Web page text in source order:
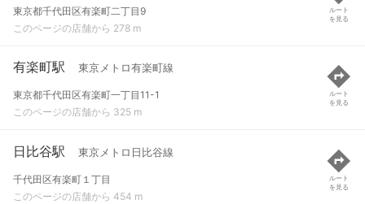
東京都千代田区有楽町二丁目9
このページの店舗から 278 m
ルート
を見る
有楽町駅 東京メトロ有楽町線
東京都千代田区有楽町一丁目11-1
このページの店舗から 325 m
ルート
を見る
日比谷駅 東京メトロ日比谷線
千代田区有楽町１丁目
このページの店舗から 454 m
ルート
を見る